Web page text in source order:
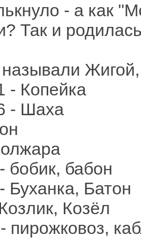
- а как
Так и
- Копейка
- Шаха
бобик, бабон
Буханка, Батон
Козёл
пирожковоз,